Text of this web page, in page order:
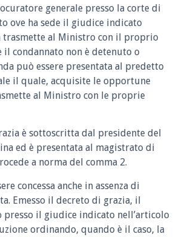
generale presso la corte di
ove ha sede il giudice indicato
trasmette al Ministro con il proprio
il condannato non è detenuto o
può essere presentata al predetto
il quale, acquisite le opportune
al Ministro con le proprie
è sottoscritta dal presidente del
ed è presentata al magistrato di
a norma del comma 2.
concessa anche in assenza di
Emesso il decreto di grazia, il
il giudice indicato nell’articolo
ordinando, quando è il caso, la